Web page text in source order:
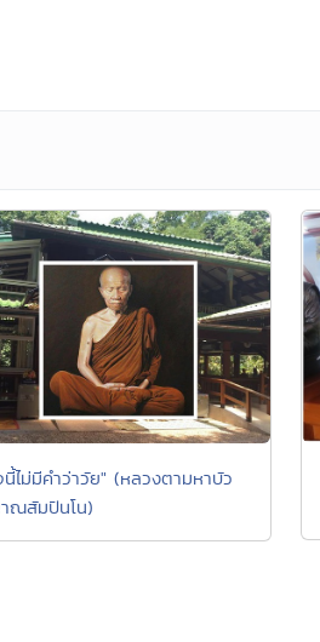
นี้ไม่มีคำว่าวัย" (หลวงตามหาบัว
ณสัมปันโน)